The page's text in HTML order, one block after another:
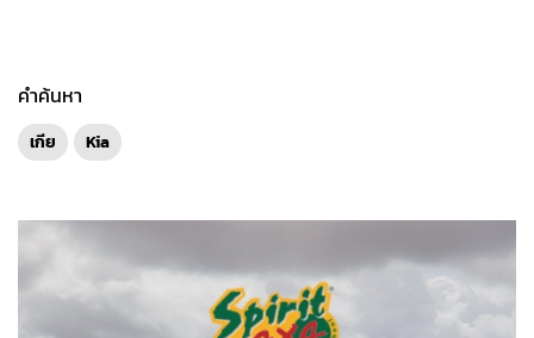
คำค้นหา
เกีย Kia